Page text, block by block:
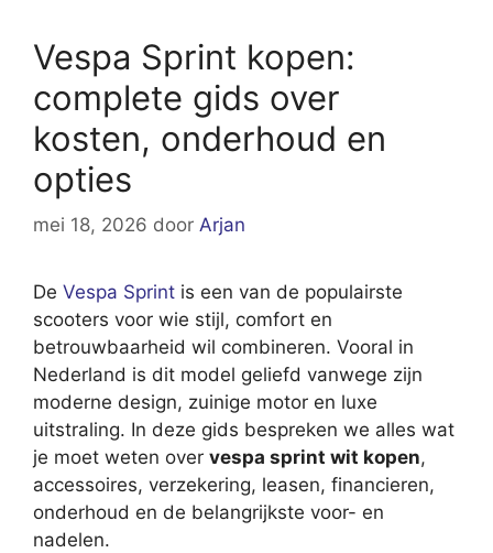
Vespa Sprint kopen:
complete gids over
kosten, onderhoud en
opties
mei 18, 2026 door Arjan
De Vespa Sprint is een van de populairste
scooters voor wie stijl, comfort en
betrouwbaarheid wil combineren. Vooral in
Nederland is dit model geliefd vanwege zijn
moderne design, zuinige motor en luxe
uitstraling. In deze gids bespreken we alles wat
je moet weten over vespa sprint wit kopen,
accessoires, verzekering, leasen, financieren,
onderhoud en de belangrijkste voor- en
nadelen.